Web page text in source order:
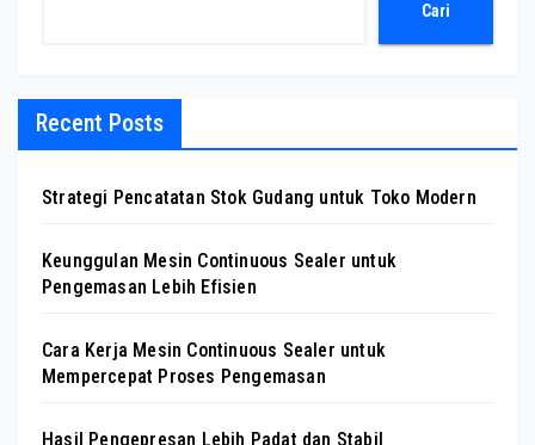
Cari
Recent Posts
Strategi Pencatatan Stok Gudang untuk Toko Modern
Keunggulan Mesin Continuous Sealer untuk
Pengemasan Lebih Efisien
Cara Kerja Mesin Continuous Sealer untuk
Mempercepat Proses Pengemasan
Hasil Pengepresan Lebih Padat dan Stabil